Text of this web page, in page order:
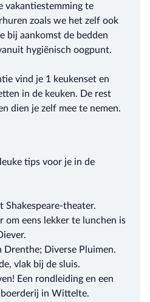
vakantiestemming te
zoals we het zelf ook
bij aankomst de bedden
hygiënisch oogpunt.
vind je 1 keukenset en
in de keuken. De rest
dien je zelf mee te nemen.
tips voor je in de
Shakespeare-theater.
om eens lekker te lunchen is
Drenthe; Diverse Pluimen.
vlak bij de sluis.
Een rondleiding en een
in Wittelte.